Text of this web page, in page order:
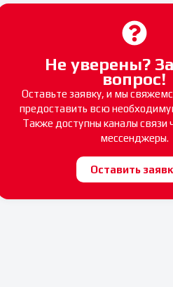
Не уверены?
вопрос!
Оставьте заявку, и мы
предоставить всю
Также доступны каналы связи
мессенджеры.
Оставить